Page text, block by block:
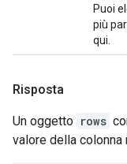
Puoi
più
qui.
Risposta
Un oggetto rows
valore della